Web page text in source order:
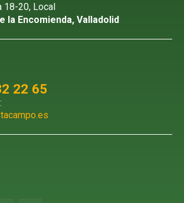
18-20, Local
la Encomienda, Valladolid
22 65